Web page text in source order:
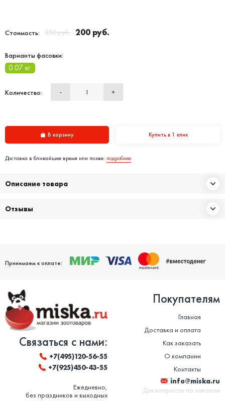
Стоимость: 250 руб. 200 руб.
Варианты фасовки:
0.07 кг.
Количество: - +
В корзину Купить в 1 клик
Доставка в ближайшее время или позже: подробнее
Описание товара
Отзывы
Принимаем к оплате:
Связаться с нами:
+7(495)120-56-55
+7(925)450-43-55
Ежедневно,
без праздников и выходных
Покупателям
Главная
Доставка и оплата
Как заказать
О компании
Контакты
info@miska.ru
Для вопросов по заказам